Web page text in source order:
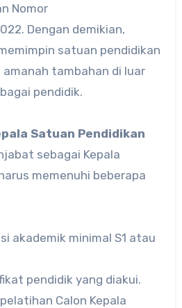
Nomor
Dengan demikian,
satuan pendidikan
tambahan di luar
pendidik.
Satuan Pendidikan
sebagai Kepala
memenuhi beberapa
akademik minimal S1 atau
pendidik yang diakui.
Calon Kepala